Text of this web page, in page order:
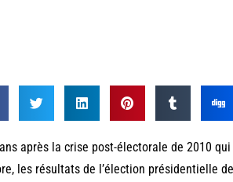
après la crise post-électorale de 2010
les résultats de l’élection présidentielle